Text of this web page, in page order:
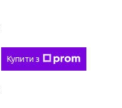
Купити з